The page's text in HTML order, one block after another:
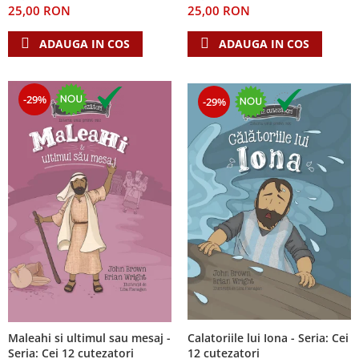
Teologie
A doua venire
Dogmatica
Istoria Bisericii
Misiune
Viata crestina
Contemporaneitate
Devotional
Diverse
Lupta Spirituala
Schimbarea caracterului
Slujire
Suferinta
Viata din belsug
Viata de zi cu zi
25,00 RON
ADAUGA IN COS
25,00 RON
ADAUGA IN COS
-29%
Maleahi si ultimul sau mesaj -
Seria: Cei 12 cutezatori
-29%
Calatoriile lui Iona - Seria: Cei
12 cutezatori